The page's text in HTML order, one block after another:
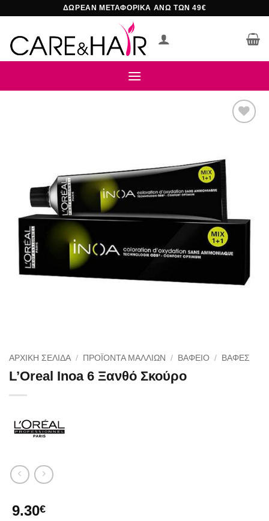
περιεχόμενο
ΔΩΡΕΑΝ ΜΕΤΑΦΟΡΙΚΑ ΑΝΩ ΤΩΝ 49€
ΑΡΧΙΚΉ ΣΕΛΊΔΑ / ΠΡΟΪΟΝΤΑ ΜΑΛΛΙΩΝ / ΒΑΦΕΙΟ / ΒΑΦΈΣ
L’Oreal Inoa 6 Ξανθό Σκούρο
9.30€